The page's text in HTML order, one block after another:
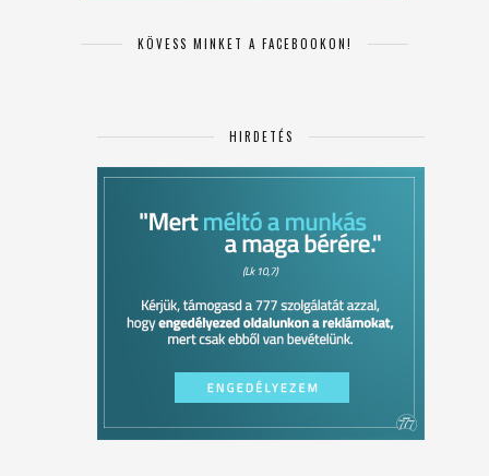
KÖVESS MINKET A FACEBOOKON!
HIRDETÉS